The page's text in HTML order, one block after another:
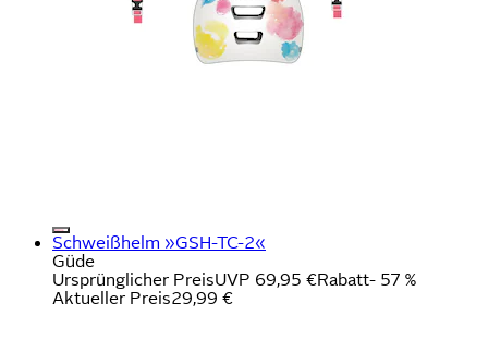
Schweißhelm »GSH-TC-2«
Güde
Ursprünglicher PreisUVP 69,95 €Rabatt- 57 %
Aktueller Preis29,99 €